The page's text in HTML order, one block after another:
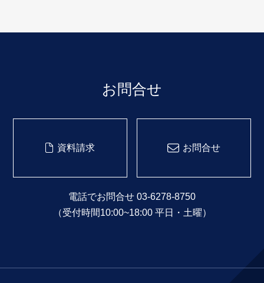
お問合せ
資料請求 お問合せ
電話でお問合せ 03-6278-8750
（受付時間10:00~18:00 平日・土曜）